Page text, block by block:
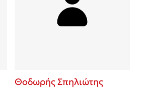
Θοδωρής Σπηλιώτης